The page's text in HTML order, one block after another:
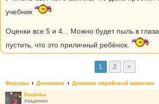
учебник
Оценки все 5 и 4... Можно будет пыль в
пустить, что это приличный ребёнок.
1 2 >
Форумы Дневники Дневник еврейской мамочки
Paulinka
Академик